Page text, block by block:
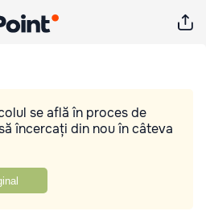
se află în proces de
încercați din nou în câteva